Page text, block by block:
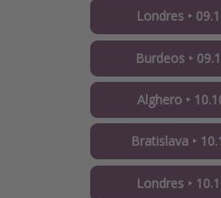
Londres ‣
Burdeos ‣
Alghero ‣
Bratislava ‣
Londres ‣